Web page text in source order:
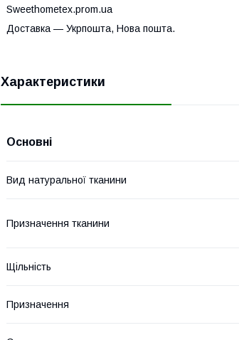
Sweethometex.prom.ua
Доставка — Укрпошта, Нова пошта.
Характеристики
Основні
Вид натуральної тканини
Призначення тканини
Щільність
Призначення